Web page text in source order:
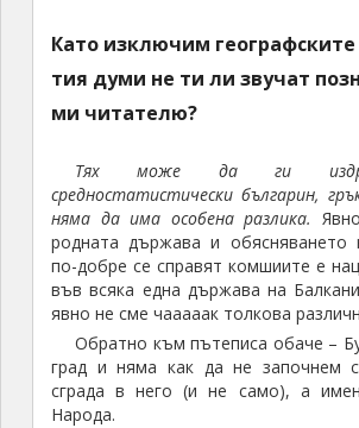
Като изключим географските
тия думи не ти ли звучат
ми читателю?
Тях може да ги
средностатистически българин,
няма да има особена разлика.
родната държава и обясняването
по-добре се справят комшиите е
във всяка една държава на
явно не сме чааааак толкова
Обратно към пътеписа обаче –
град и няма как да не започнем с
сграда в него (и не само), а
Народа.